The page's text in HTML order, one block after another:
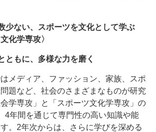
少ない、スポーツを文化として学ぶ
化学専攻〉
ともに、多様な力を磨く
メディア、ファッション、家族、スポ
題など、社会のさまざまなものが研究
学専攻」と「スポーツ文化学専攻」の
4年間を通じて専門性の高い知識や能
。2年次からは、さらに学びを深める